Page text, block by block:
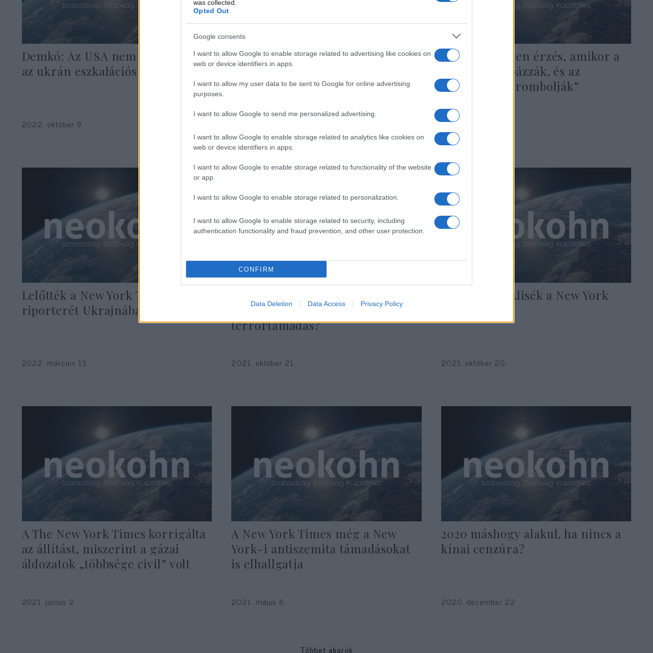
was collected.
Opted Out
Google consents
I want to allow Google to enable storage related to advertising like cookies on
web or device identifiers in apps.
I want to allow my user data to be sent to Google for online advertising
purposes.
I want to allow Google to send me personalized advertising.
I want to allow Google to enable storage related to analytics like cookies on
web or device identifiers in apps.
I want to allow Google to enable storage related to functionality of the website
or app.
I want to allow Google to enable storage related to personalization.
I want to allow Google to enable storage related to security, including
authentication functionality and fraud prevention, and other user protection.
CONFIRM
Data Deletion Data Access Privacy Policy
Demkó: Az USA nem támogatja
az ukrán eszkalációs lépéseket
2022. október 9.
Újabb antiszemita botrány a The
New York Times–nál
„Tudom, milyen érzés, amikor a
faludat bombázzák, és az
otthonodat lerombolják”
2022. június 12.
Lelőtték a New York Times
riporterét Ukrajnában
2022. március 13.
terrortámadás az iszlamista
terrortámadás?
2021. október 21.
Antiszemita klisék a New York
2021. október 20.
A The New York Times korrigálta
az állítást, miszerint a gázai
áldozatok „többsége civil” volt
2021. június 2.
A New York Times még a New
York-i antiszemita támadásokat
is elhallgatja
2021. május 8.
2020 máshogy alakul, ha nincs a
kínai cenzúra?
2020. december 22.
Többet akarok